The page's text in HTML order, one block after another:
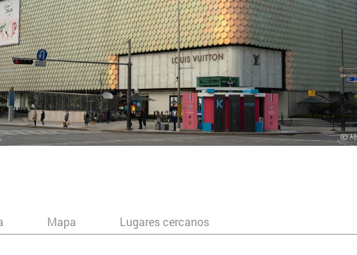
Mapa Lugares cercanos